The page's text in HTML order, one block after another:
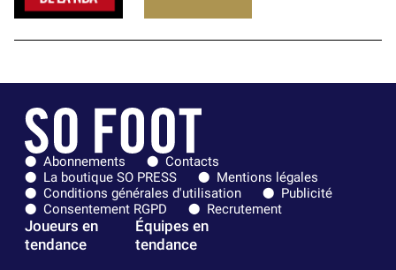
Abonnements
Contacts
La boutique SO PRESS
Mentions légales
Conditions générales d'utilisation
Publicité
Consentement RGPD
Recrutement
Joueurs en
tendance
Équipes en
tendance